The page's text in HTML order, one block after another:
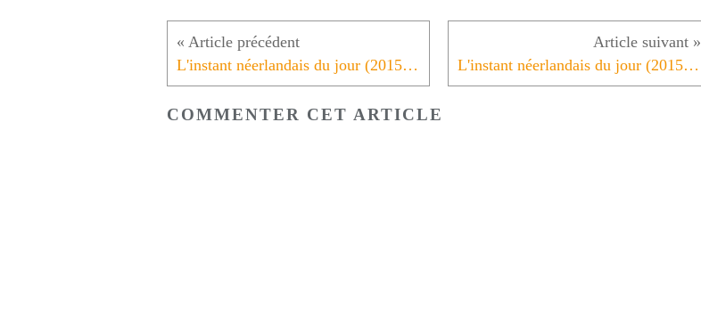
L'instant néerlandais du jour (2015_10_27): de bladeren L'instant néerlandais du jour (2015_10_29): de pompoen
COMMENTER CET ARTICLE